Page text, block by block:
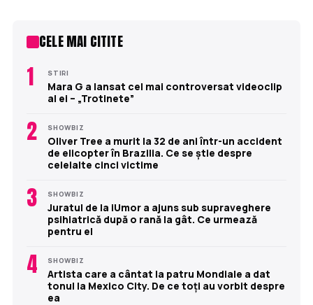
CELE MAI CITITE
1 STIRI
Mara G a lansat cel mai controversat videoclip
al ei – „Trotinete”
2 SHOWBIZ
Oliver Tree a murit la 32 de ani într-un accident
de elicopter în Brazilia. Ce se știe despre
celelalte cinci victime
3 SHOWBIZ
Juratul de la iUmor a ajuns sub supraveghere
psihiatrică după o rană la gât. Ce urmează
pentru el
4 SHOWBIZ
Artista care a cântat la patru Mondiale a dat
tonul la Mexico City. De ce toți au vorbit despre
ea